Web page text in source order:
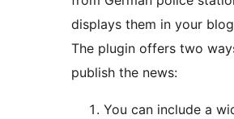
displays them in your
The plugin offers two
publish the news:
You can include a